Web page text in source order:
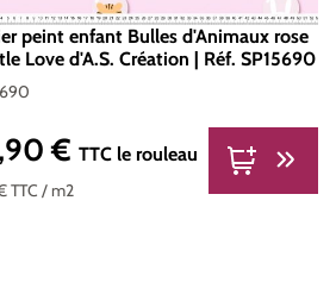
peint enfant Bulles d'Animaux rose
Love d'A.S. Création | Réf. SP15690
TTC / m2
:
€ TTC le rouleau